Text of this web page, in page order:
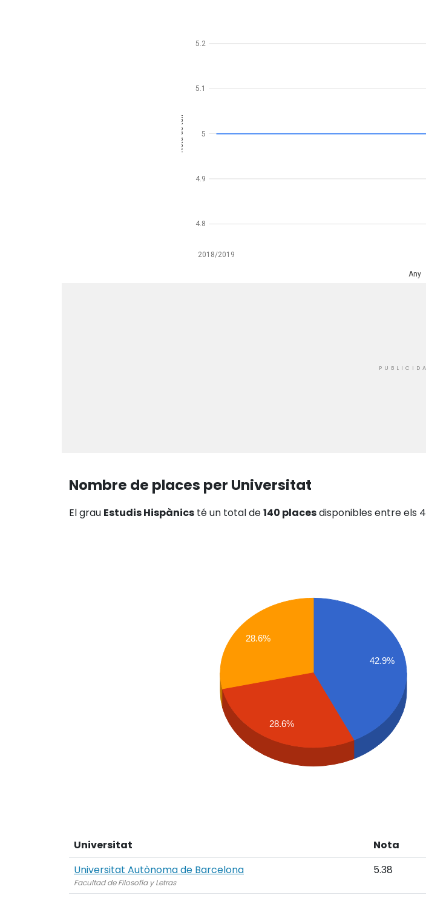
2018/2019
Any
4.8
4.9
5
5.1
5.2
Nota de tall
Nombre de places per Universitat
El grau Estudis Hispànics té un total de140 placesdisponibles entre els
42.9%
28.6%
28.6%
Universitat Nota
Universitat Autònoma de Barcelona
Facultad de Filosofía y Letras
5.38